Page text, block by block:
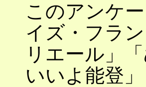
このアンケ
イズ・フラ
リエール」
いいよ能登